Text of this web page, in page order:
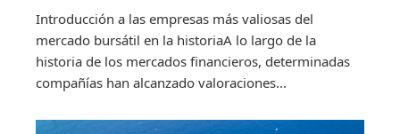
Introducción a las empresas más valiosas del
mercado bursátil en la historiaA lo largo de la
historia de los mercados financieros, determinadas
compañías han alcanzado valoraciones...